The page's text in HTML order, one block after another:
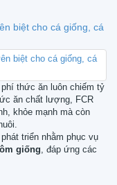
biệt cho cá giống, cá
thức ăn luôn chiếm tỷ
ăn chất lượng, FCR
khỏe mạnh mà còn
triển nhằm phục vụ
giống , đáp ứng các